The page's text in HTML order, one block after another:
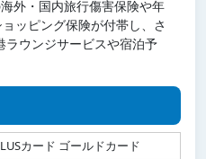
外・国内旅行傷害保険や年
ッピング保険が付帯し、さ
ラウンジサービスや宿泊予
カード ゴールドカード